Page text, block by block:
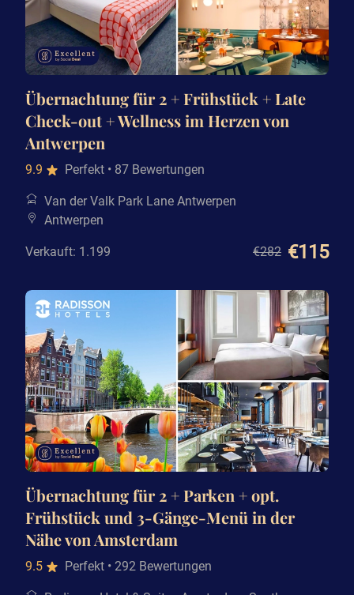
Übernachtung für 2 + Frühstück + Late
Check-out + Wellness im Herzen von
Antwerpen
9.9 Perfekt • 87 Bewertungen
Van der Valk Park Lane Antwerpen
Antwerpen
Verkauft: 1.199 €282 €115
Übernachtung für 2 + Parken + opt.
Frühstück und 3-Gänge-Menü in der
Nähe von Amsterdam
9.5 Perfekt • 292 Bewertungen